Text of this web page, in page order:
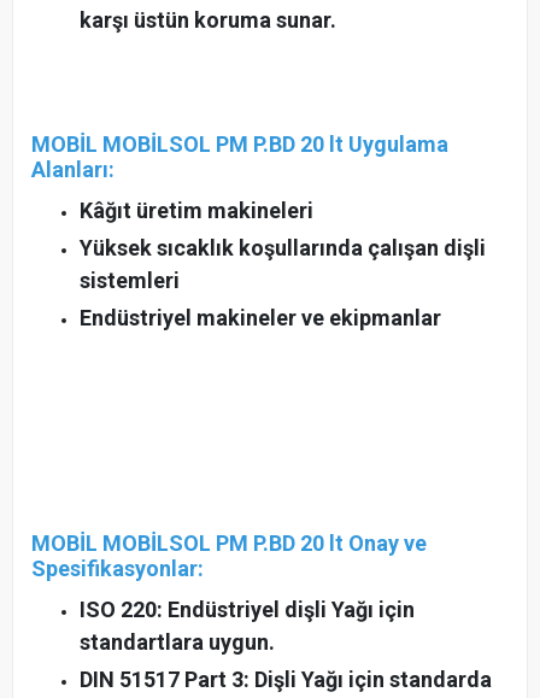
karşı üstün koruma sunar.
MOBİL MOBİLSOL PM P.BD 20 lt Uygulama
Alanları:
Kâğıt üretim makineleri
Yüksek sıcaklık koşullarında çalışan dişli
sistemleri
Endüstriyel makineler ve ekipmanlar
MOBİL MOBİLSOL PM P.BD 20 lt Onay ve
Spesifikasyonlar:
ISO 220: Endüstriyel dişli Yağı için
standartlara uygun.
DIN 51517 Part 3: Dişli Yağı için standarda